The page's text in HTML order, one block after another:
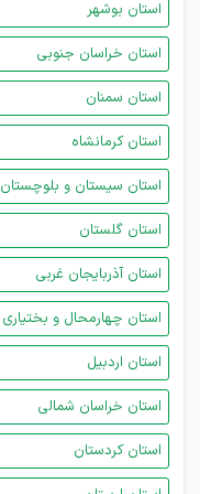
استان بوشهر
استان خراسان جنوبی
استان سمنان
استان کرمانشاه
استان سیستان و بلوچستان
استان گلستان
استان آذربایجان غربی
استان چهارمحال و بختیاری
استان اردبیل
استان خراسان شمالی
استان کردستان